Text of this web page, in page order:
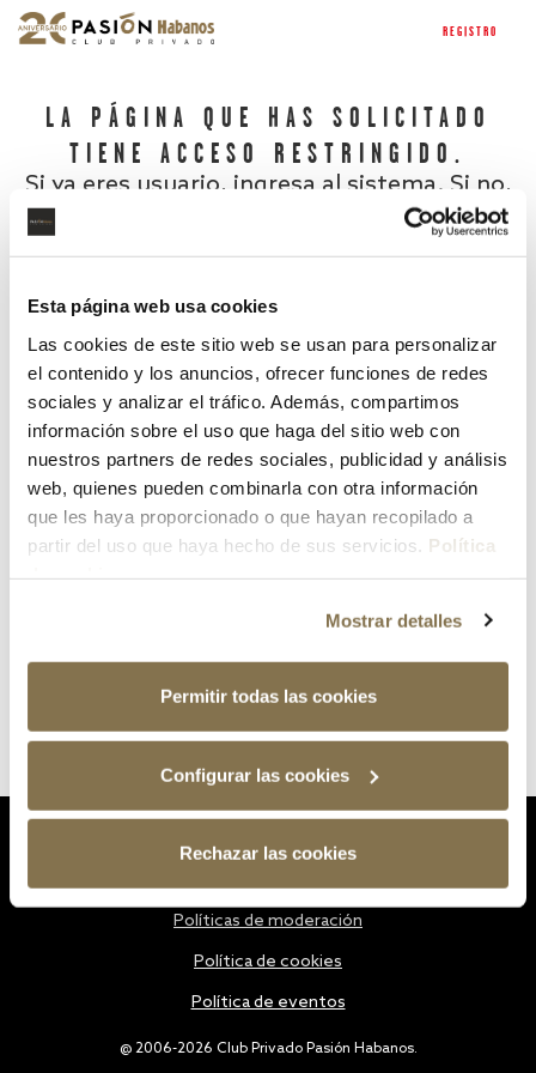
Esta página web usa cookies
Las cookies de este sitio web se usan para personalizar
el contenido y los anuncios, ofrecer funciones de redes
sociales y analizar el tráfico. Además, compartimos
información sobre el uso que haga del sitio web con
nuestros partners de redes sociales, publicidad y análisis
web, quienes pueden combinarla con otra información
que les haya proporcionado o que hayan recopilado a
partir del uso que haya hecho de sus servicios. Política
Mostrar detalles
Permitir todas las cookies
Configurar las cookies
Rechazar las cookies
REGISTRO
LA PÁGINA QUE HAS SOLICITADO
TIENE ACCESO RESTRINGIDO.
Si ya eres usuario, ingresa al sistema. Si no,
¿Has olvidado tu contraseña?
@ 2006-2026 Club Privado Pasión Habanos.
Políticas de moderación
Política de cookies
Política de eventos